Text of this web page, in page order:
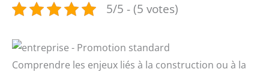
5/5 - (5 votes)
Comprendre les enjeux liés à la construction ou à la